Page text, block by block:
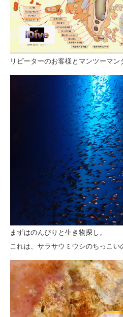
リピーターのお客様とマンツーマン
まずはのんびりと生き物探し。
これは、サラサウミウシのちっこい